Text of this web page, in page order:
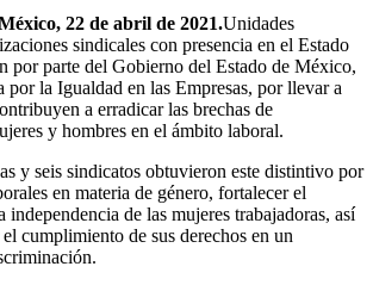
22 de abril de 2021.Unidades
sindicales con presencia en el Estado
por parte del Gobierno del Estado de México,
la Igualdad en las Empresas, por llevar a
a erradicar las brechas de
y hombres en el ámbito laboral.
y seis sindicatos obtuvieron este distintivo por
en materia de género, fortalecer el
independencia de las mujeres trabajadoras, así
cumplimiento de sus derechos en un